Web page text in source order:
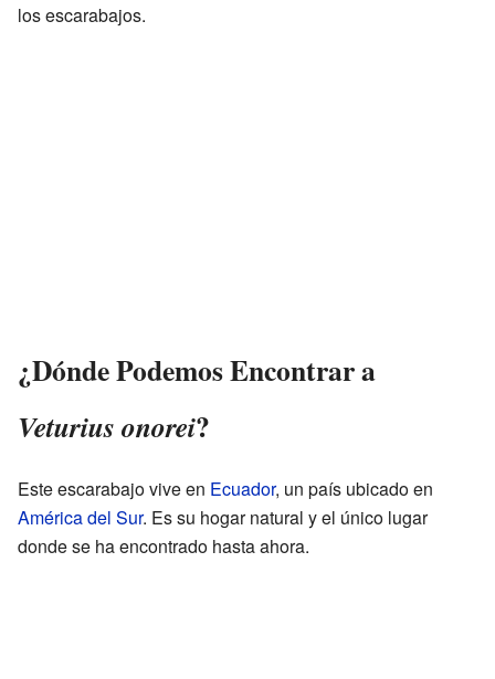
los escarabajos.
¿Dónde Podemos Encontrar a
Veturius onorei?
Este escarabajo vive en Ecuador, un país ubicado en
América del Sur. Es su hogar natural y el único lugar
donde se ha encontrado hasta ahora.